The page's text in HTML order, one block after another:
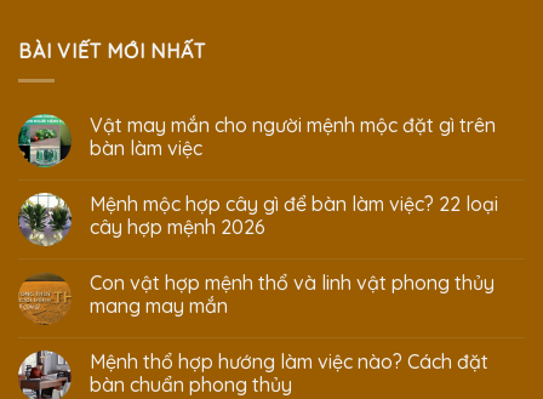
BÀI VIẾT MỚI NHẤT
Vật may mắn cho người mệnh mộc đặt gì trên
bàn làm việc
Mệnh mộc hợp cây gì để bàn làm việc? 22 loại
cây hợp mệnh 2026
Con vật hợp mệnh thổ và linh vật phong thủy
mang may mắn
Mệnh thổ hợp hướng làm việc nào? Cách đặt
bàn chuẩn phong thủy